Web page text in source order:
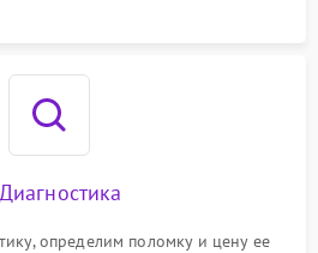
определим поломку и цену ее